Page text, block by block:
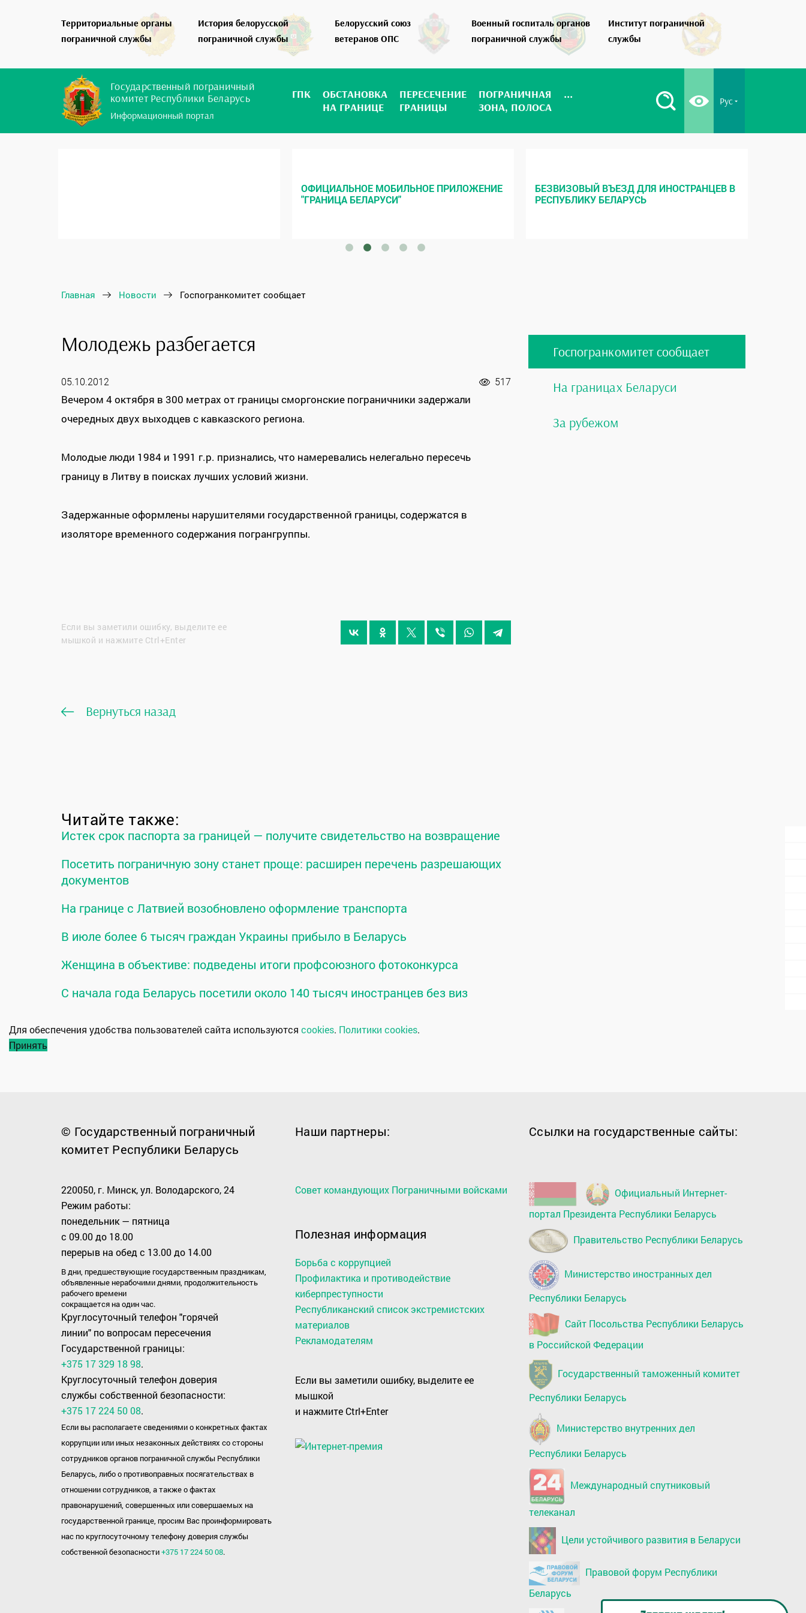
Территориальные органы
пограничной службы
История белорусской
пограничной службы
Белорусский союз
ветеранов ОПС
Военный госпиталь органов
пограничной службы
Институт пограничной
службы
Государственный пограничный
комитет Республики Беларусь
Информационный портал
ГПК
ОБСТАНОВКА
НА ГРАНИЦЕ
ПЕРЕСЕЧЕНИЕ
ГРАНИЦЫ
ПОГРАНИЧНАЯ
ЗОНА, ПОЛОСА
... Рус
ОФИЦИАЛЬНОЕ МОБИЛЬНОЕ ПРИЛОЖЕНИЕ
"ГРАНИЦА БЕЛАРУСИ"
БЕЗВИЗОВЫЙ ВЪЕЗД ДЛЯ ИНОСТРАНЦЕВ В
РЕСПУБЛИКУ БЕЛАРУСЬ
Главная Новости Госпогранкомитет сообщает
Молодежь разбегается
05.10.2012 517
Вечером 4 октября в 300 метрах от границы сморгонские пограничники задержали
очередных двух выходцев с кавказского региона.
Молодые люди 1984 и 1991 г.р. признались, что намеревались нелегально пересечь
границу в Литву в поисках лучших условий жизни.
Задержанные оформлены нарушителями государственной границы, содержатся в
изоляторе временного содержания погрангруппы.
Если вы заметили ошибку, выделите ее
мышкой и нажмите Ctrl+Enter
Вернуться назад
Читайте также:
Истек срок паспорта за границей — получите свидетельство на возвращение
Посетить пограничную зону станет проще: расширен перечень разрешающих
документов
На границе с Латвией возобновлено оформление транспорта
В июле более 6 тысяч граждан Украины прибыло в Беларусь
Женщина в объективе: подведены итоги профсоюзного фотоконкурса
С начала года Беларусь посетили около 140 тысяч иностранцев без виз
Госпогранкомитет сообщает
На границах Беларуси
За рубежом
Для обеспечения удобства пользователей сайта используются cookies. Политики cookies.
Принять
© Государственный пограничный
комитет Республики Беларусь
220050, г. Минск, ул. Володарского, 24
Режим работы:
понедельник — пятница
с 09.00 до 18.00
перерыв на обед с 13.00 до 14.00
В дни, предшествующие государственным праздникам,
объявленные нерабочими днями, продолжительность
рабочего времени
сокращается на один час.
Круглосуточный телефон "горячей
линии" по вопросам пересечения
Государственной границы:
+375 17 329 18 98.
Круглосуточный телефон доверия
службы собственной безопасности:
+375 17 224 50 08.
Если вы располагаете сведениями о конкретных фактах
коррупции или иных незаконных действиях со стороны
сотрудников органов пограничной службы Республики
Беларусь, либо о противоправных посягательствах в
отношении сотрудников, а также о фактах
правонарушений, совершенных или совершаемых на
государственной границе, просим Вас проинформировать
нас по круглосуточному телефону доверия службы
собственной безопасности+375 17 224 50 08.
Наши партнеры:
Совет командующих Пограничными войсками
Полезная информация
Борьба с коррупцией
Профилактика и противодействие
киберпреступности
Республиканский список экстремистских
материалов
Рекламодателям
Если вы заметили ошибку, выделите ее
мышкой
и нажмите Ctrl+Enter
Ссылки на государственные сайты:
Официальный Интернет-
портал Президента Республики Беларусь
Правительство Республики Беларусь
Министерство иностранных дел
Республики Беларусь
Сайт Посольства Республики Беларусь
в Российской Федерации
Государственный таможенный комитет
Республики Беларусь
Министерство внутренних дел
Республики Беларусь
Международный спутниковый
телеканал
Цели устойчивого развития в Беларуси
Правовой форум Республики
Беларусь